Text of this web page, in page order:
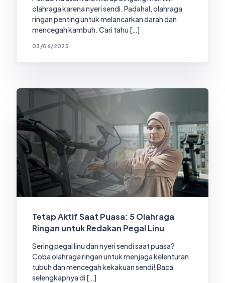
olahraga karena nyeri sendi. Padahal, olahraga
ringan penting untuk melancarkan darah dan
mencegah kambuh. Cari tahu […]
03/06/2025
Tetap Aktif Saat Puasa: 5 Olahraga
Ringan untuk Redakan Pegal Linu
Sering pegal linu dan nyeri sendi saat puasa?
Coba olahraga ringan untuk menjaga kelenturan
tubuh dan mencegah kekakuan sendi! Baca
selengkapnya di […]